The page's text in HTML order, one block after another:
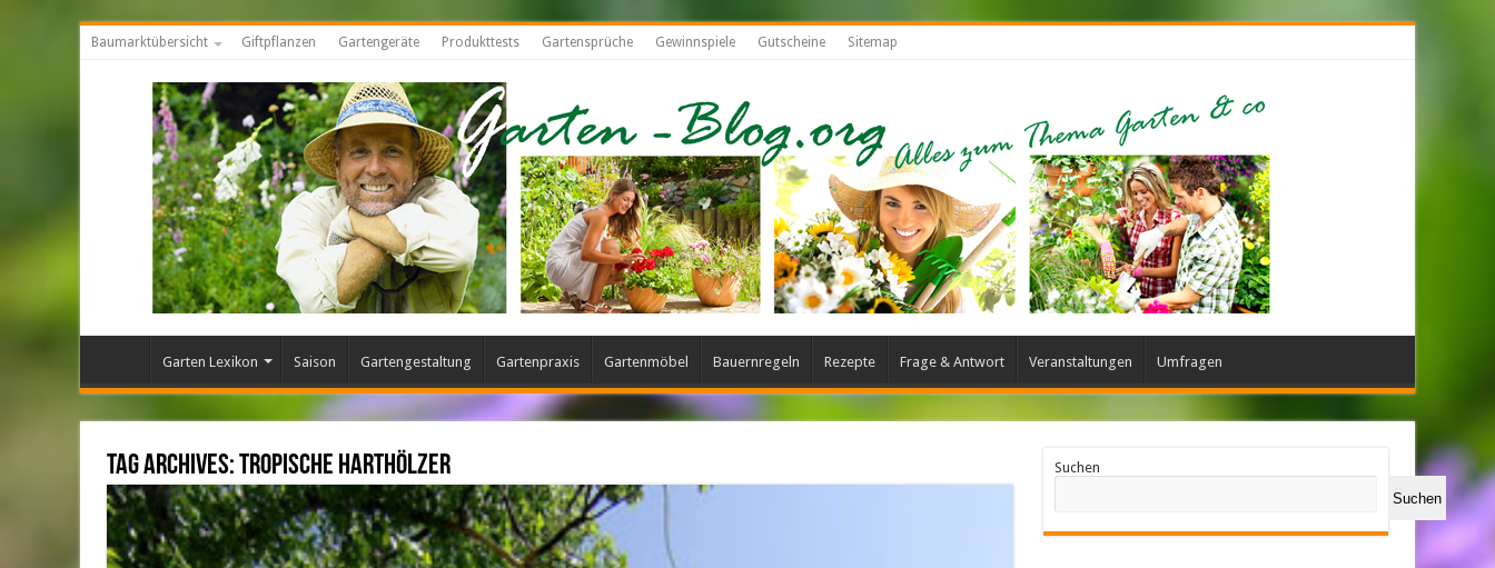
Baumarktübersicht Giftpflanzen Gartengeräte Produkttests Gartensprüche Gewinnspiele Gutscheine Sitemap
Garten Lexikon Saison Gartengestaltung Gartenpraxis Gartenmöbel Bauernregeln Rezepte Frage & Antwort Veranstaltungen Umfragen
Tag Archives:Tropische Harthölzer
Suchen
Suchen